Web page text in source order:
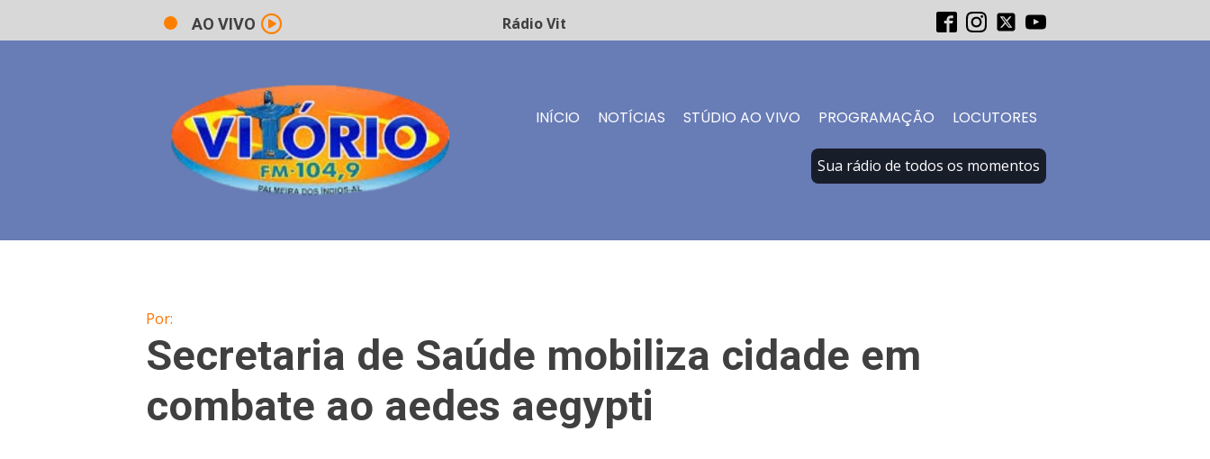
AO VIVO Rádio Vitório FM - Transmissão ao vivo
INÍCIO NOTÍCIAS STÚDIO AO VIVO PROGRAMAÇÃO LOCUTORES
Sua rádio de todos os momentos
Por:
Secretaria de Saúde mobiliza cidade em
combate ao aedes aegypti